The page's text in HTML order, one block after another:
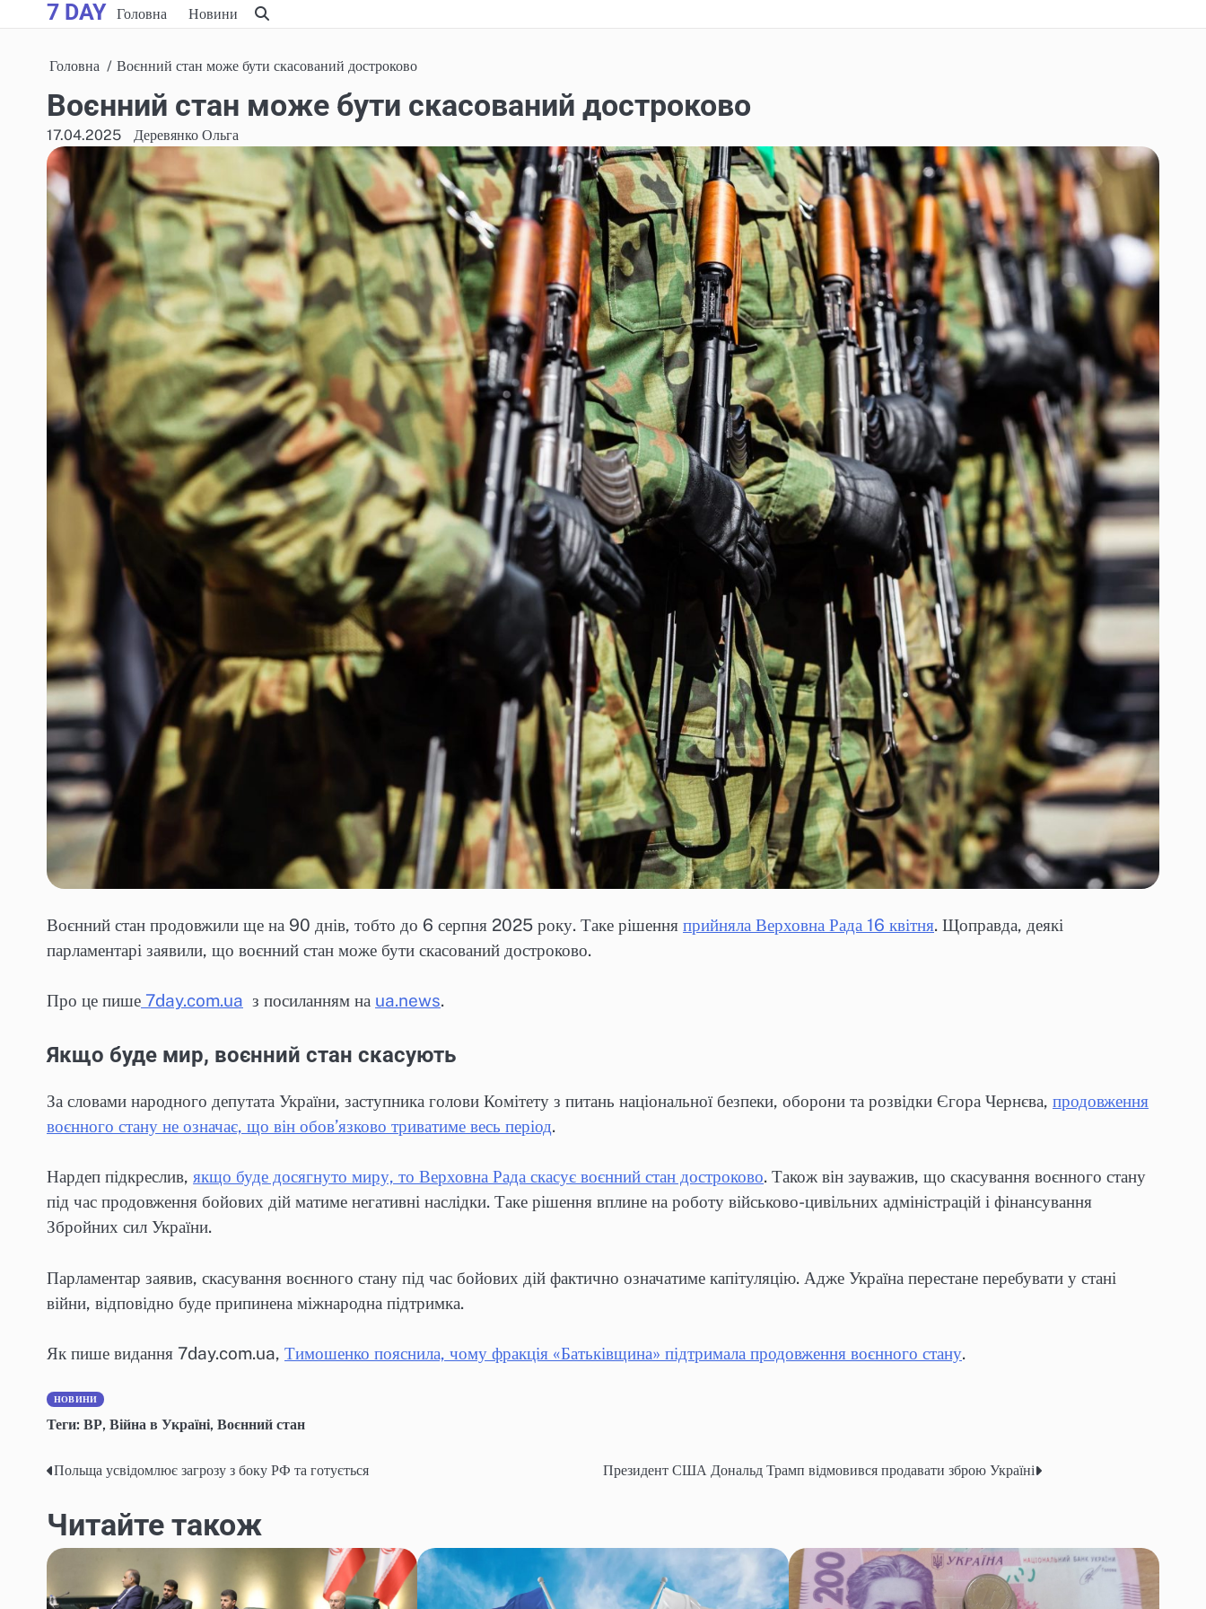
to
7 DAY Головна Новини
Головна Воєнний стан може бути скасований достроково
Воєнний стан може бути скасований достроково
17.04.2025 Деревянко Ольга
Воєнний стан продовжили ще на 90 днів, тобто до 6 серпня 2025 року. Таке рішення прийняла Верховна Рада 16 квітня. Щоправда, деякі
парламентарі заявили, що воєнний стан може бути скасований достроково.
Про це пише 7day.com.ua з посиланням на ua.news.
Якщо буде мир, воєнний стан скасують
За словами народного депутата України, заступника голови Комітету з питань національної безпеки, оборони та розвідки Єгора Чернєва, продовження
воєнного стану не означає, що він обов’язково триватиме весь період.
Нардеп підкреслив, якщо буде досягнуто миру, то Верховна Рада скасує воєнний стан достроково. Також він зауважив, що скасування воєнного стану
під час продовження бойових дій матиме негативні наслідки. Таке рішення вплине на роботу військово-цивільних адміністрацій і фінансування
Збройних сил України.
Парламентар заявив, скасування воєнного стану під час бойових дій фактично означатиме капітуляцію. Адже Україна перестане перебувати у стані
війни, відповідно буде припинена міжнародна підтримка.
Як пише видання 7day.com.ua, Тимошенко пояснила, чому фракція «Батьківщина» підтримала продовження воєнного стану.
НОВИНИ
Теги: ВР, Війна в Україні, Воєнний стан
Навігація
записів
Польща усвідомлює загрозу з боку РФ та готується Президент США Дональд Трамп відмовився продавати зброю Україні
Читайте також